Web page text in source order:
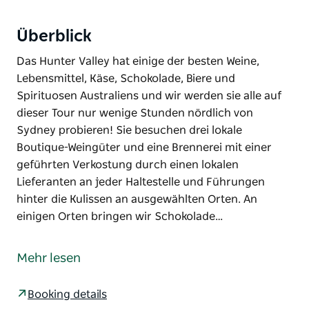
Überblick
Das Hunter Valley hat einige der besten Weine,
Lebensmittel, Käse, Schokolade, Biere und
Spirituosen Australiens und wir werden sie alle auf
dieser Tour nur wenige Stunden nördlich von
Sydney probieren! Sie besuchen drei lokale
Boutique-Weingüter und eine Brennerei mit einer
geführten Verkostung durch einen lokalen
Lieferanten an jeder Haltestelle und Führungen
hinter die Kulissen an ausgewählten Orten. An
einigen Orten bringen wir Schokolade…
Lebensmittel, Käse, Schokolade, Biere und
Sydney probieren!
Mehr lesen
Booking details